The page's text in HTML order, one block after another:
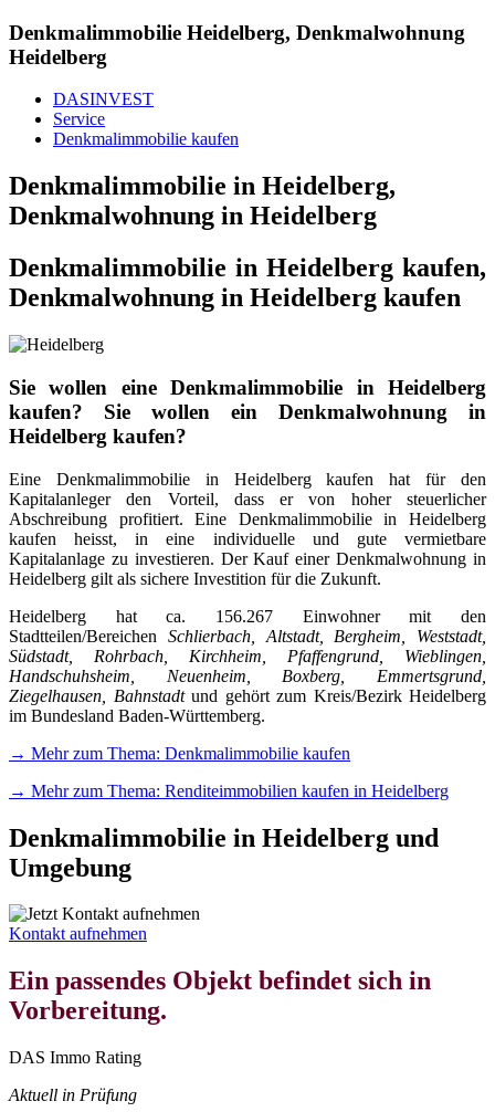
Denkmalimmobilie Heidelberg, Denkmalwohnung
Heidelberg
DASINVEST
Service
Denkmalimmobilie kaufen
Denkmalimmobilie in Heidelberg,
Denkmalwohnung in Heidelberg
Denkmalimmobilie in Heidelberg kaufen,
Denkmalwohnung in Heidelberg kaufen
Sie wollen eine Denkmalimmobilie in Heidelberg
kaufen? Sie wollen ein Denkmalwohnung in
Heidelberg kaufen?
Eine Denkmalimmobilie in Heidelberg kaufen hat für den
Kapitalanleger den Vorteil, dass er von hoher steuerlicher
Abschreibung profitiert. Eine Denkmalimmobilie in Heidelberg
kaufen heisst, in eine individuelle und gute vermietbare
Kapitalanlage zu investieren. Der Kauf einer Denkmalwohnung in
Heidelberg gilt als sichere Investition für die Zukunft.
Heidelberg hat ca. 156.267 Einwohner mit den
Stadtteilen/Bereichen Schlierbach, Altstadt, Bergheim, Weststadt,
Südstadt, Rohrbach, Kirchheim, Pfaffengrund, Wieblingen,
Handschuhsheim, Neuenheim, Boxberg, Emmertsgrund,
Ziegelhausen, Bahnstadtund gehört zum Kreis/Bezirk Heidelberg
im Bundesland Baden-Württemberg.
→ Mehr zum Thema: Denkmalimmobilie kaufen
→ Mehr zum Thema: Renditeimmobilien kaufen in Heidelberg
Denkmalimmobilie in Heidelberg und
Umgebung
Kontakt aufnehmen
Ein passendes Objekt befindet sich in
Vorbereitung.
DAS Immo Rating
Aktuell in Prüfung